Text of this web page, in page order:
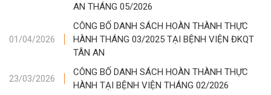
AN THÁNG 05/2026
01/04/2026
CÔNG BỐ DANH SÁCH HOÀN THÀNH THỰC
HÀNH THÁNG 03/2025 TẠI BỆNH VIỆN ĐKQT
TÂN AN
23/03/2026
CÔNG BỐ DANH SÁCH HOÀN THÀNH THỰC
HÀNH TẠI BỆNH VIỆN THÁNG 02/2026